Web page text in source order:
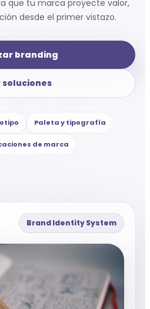
que tu marca proyecte valor,
desde el primer vistazo.
branding
soluciones
Paleta y tipografía
de marca
Brand Identity System